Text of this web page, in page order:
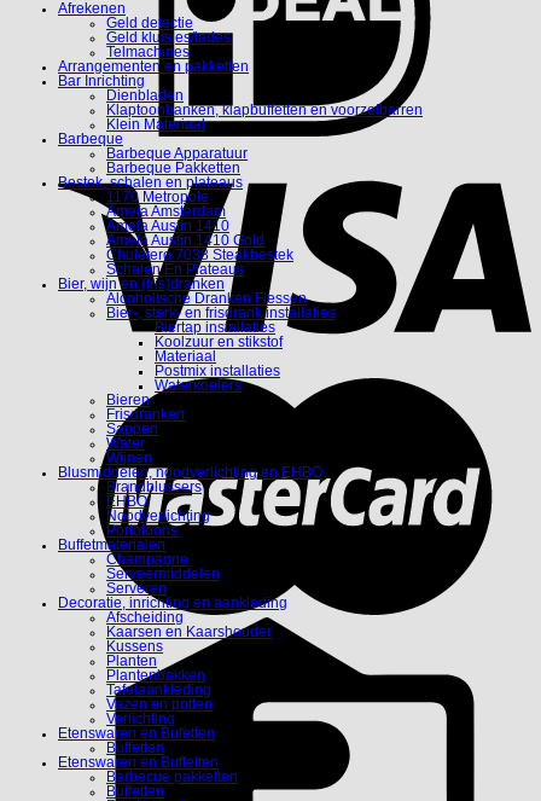
Afrekenen
Geld detectie
Geld kluisjes/lades
Telmachines
Arrangementen en pakketten
Bar Inrichting
Dienbladen
Klaptoonbanken, klapbuffetten en voorzetbarren
Klein Materiaal
Barbeque
Barbeque Apparatuur
Barbeque Pakketten
Bestek, schalen en plateaus
1170 Metropole
Amefa Amsterdam
Amefa Austin 1410
Amefa Austin 1410 Gold
Chuletero 7038 Steakbestek
Schalen En Plateaus
Bier, wijn en (fris)dranken
Alcoholische Dranken Flessen
Bier-, sterk- en frisdrank installaties
Biertap installaties
Koolzuur en stikstof
Materiaal
Postmix installaties
Waterkoelers
Bieren
Frisdranken
Sappen
Water
Wijnen
Blusmiddelen, noodverlichting en EHBO
Brandblussers
EHBO
Noodverlichting
Portofoons
Buffetmaterialen
Champagne
Serveermiddelen
Serveren
Decoratie, inrichting en aankleding
Afscheiding
Kaarsen en Kaarshouder
Kussens
Planten
Plantenbakken
Tafelaankleding
Vazen en potten
Verlichting
Etenswaren en Bufetten
Buffetten
Etenswaren en Buffetten
Barbecue pakketten
Buffetten